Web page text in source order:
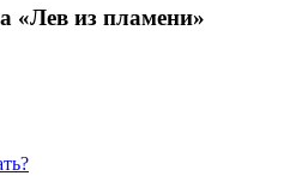
«Лев из пламени»